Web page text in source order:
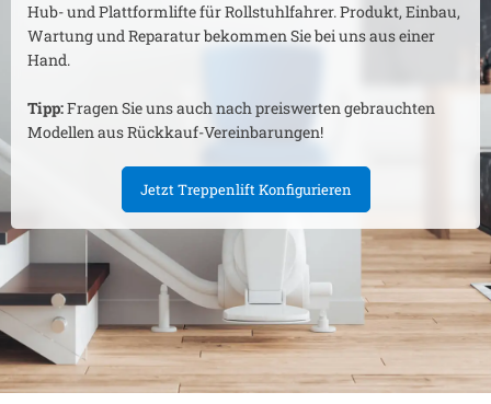
Hub- und Plattformlifte für Rollstuhlfahrer. Produkt, Einbau,
Wartung und Reparatur bekommen Sie bei uns aus einer
Hand.
Tipp:Fragen Sie uns auch nach preiswerten gebrauchten
Modellen aus Rückkauf-Vereinbarungen!
Jetzt Treppenlift Konfigurieren